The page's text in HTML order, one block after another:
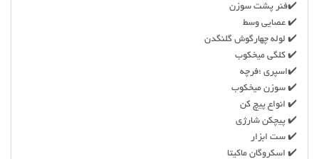
✔️فنر پشت سوزن
✔️ عصایی وسط
✔️ لوله چهارگوش گلنگدن
✔️ کلگی میخکوب
✔️اسپری ؛فرچه
✔️ سوزن میخکوب
✔️ انواع پیچ کن
✔️ پیچکن شارژی
✔️ ست ابزار
✔️ اسکروگان ماکیتا